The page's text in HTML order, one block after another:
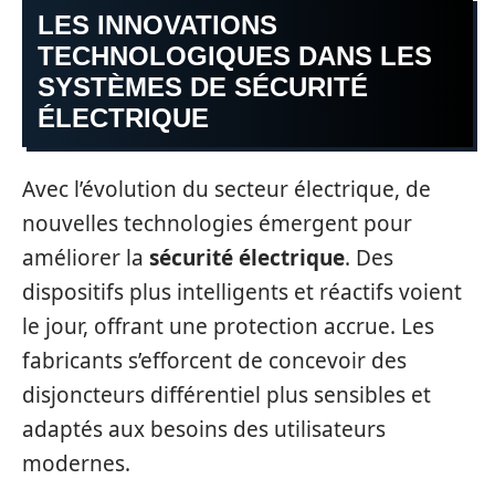
LES INNOVATIONS
TECHNOLOGIQUES DANS LES
SYSTÈMES DE SÉCURITÉ
ÉLECTRIQUE
Avec l’évolution du secteur électrique, de
nouvelles technologies émergent pour
améliorer la sécurité électrique. Des
dispositifs plus intelligents et réactifs voient
le jour, offrant une protection accrue. Les
fabricants s’efforcent de concevoir des
disjoncteurs différentiel plus sensibles et
adaptés aux besoins des utilisateurs
modernes.